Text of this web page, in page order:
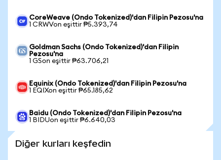
CoreWeave (Ondo Tokenized)'dan Filipin Pezosu'na
1 CRWVon eşittir ₱5.393,74
Goldman Sachs (Ondo Tokenized)'dan Filipin
Pezosu'na
1 GSon eşittir ₱63.706,21
Equinix (Ondo Tokenized)'dan Filipin Pezosu'na
1 EQIXon eşittir ₱65.185,62
Baidu (Ondo Tokenized)'dan Filipin Pezosu'na
1 BIDUon eşittir ₱6.640,03
Diğer kurları keşfedin